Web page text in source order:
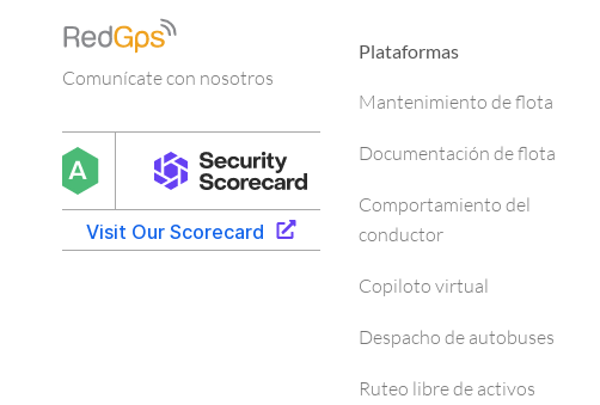
Comunícate con nosotros
Plataformas
Mantenimiento de flota
Documentación de flota
Comportamiento del
conductor
Copiloto virtual
Despacho de autobuses
Ruteo libre de activos